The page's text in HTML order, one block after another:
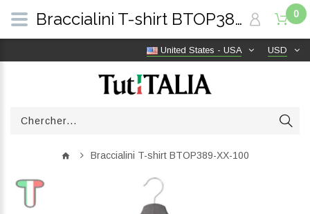
USD
United States - USA
0
Braccialini T-shirt BTOP389-XX-100
Braccialini T-shirt BTOP389-XX-100 | TutITALIA